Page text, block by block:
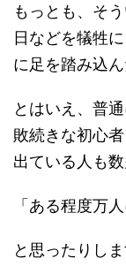
もっとも、そ
日などを犠牲
に足を踏み込
とはいえ、普
敗続きな初心
出ている人も
「ある程度万
と思ったりしま